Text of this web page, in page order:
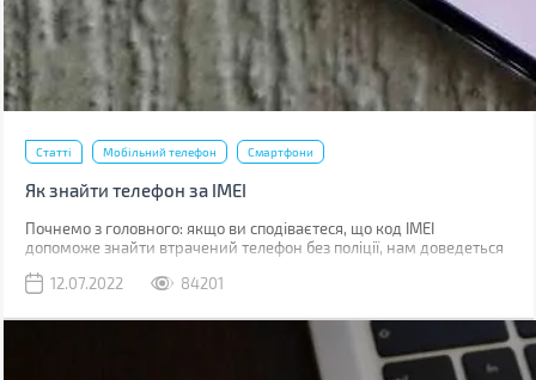
Статті Мобільний телефон Смартфони
Як знайти телефон за IMEI
Почнемо з головного: якщо ви сподіваєтеся, що код IMEI
допоможе знайти втрачений телефон без поліції, нам доведеться
допоможе абсолютно. Якщо його вкрали, IMEI слід повідомити
12.07.2022 84201